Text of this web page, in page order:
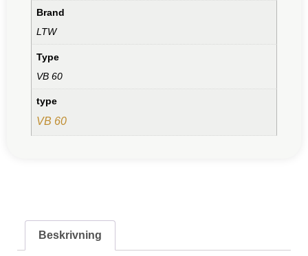
Brand
LTW
Type
VB 60
type
VB 60
Beskrivning